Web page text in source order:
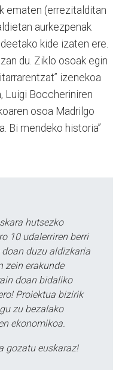
ematen (errezitalditan
aurkezpenak
kide izaten ere.
du. Ziklo osoak egin
izenekoa
Luigi Boccheriniren
osoa Madrilgo
Bi mendeko historia”
hutsezko
10 udalerriren berri
duzu aldizkaria
zein erakunde
doan bidaliko
Proiektua bizirik
zu bezalako
ekonomikoa.
gozatu euskaraz!